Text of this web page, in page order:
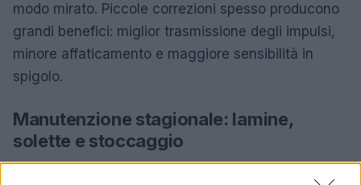
modo mirato. Piccole correzioni spesso producono
grandi benefici: miglior trasmissione degli impulsi,
minore affaticamento e maggiore sensibilità in
spigolo.
Manutenzione stagionale: lamine,
solette e stoccaggio